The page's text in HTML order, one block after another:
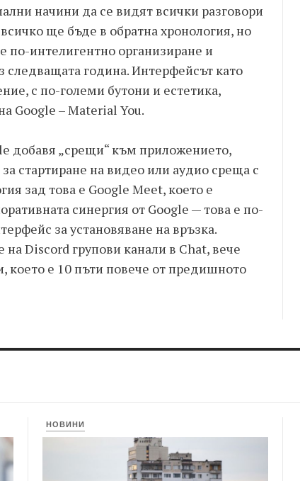
начини да се видят всички разговори
ще бъде в обратна хронология, но
по-интелигентно организиране и
година. Интерфейсът като
с по-големи бутони и естетика,
Google – Material You.
добавя „срещи“ към приложението,
стартиране на видео или аудио среща с
зад това е Google Meet, което е
синергия от Google — това е по-
за установяване на връзка.
Discord групови канали в Chat, вече
което е 10 пъти повече от предишното
НОВИНИ